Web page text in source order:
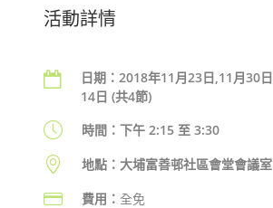
活動詳情
日期： 2018年11 月23日 ,11 月30日
14日 (共4節)
時間： 下午 2:15 至 3:30
地點： 大埔富善邨社區會堂會議室
費用： 全免